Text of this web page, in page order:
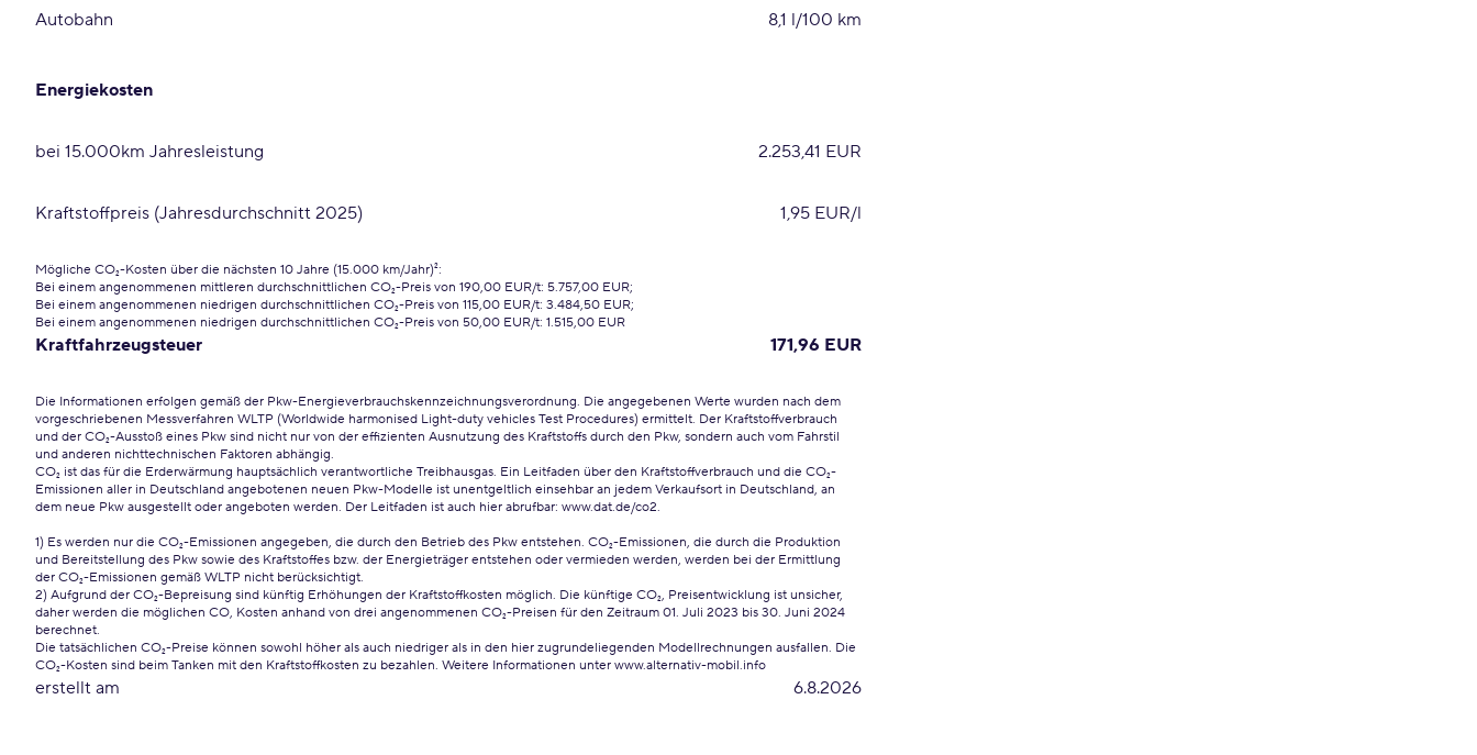
Autobahn 8,1 l/100 km
Energiekosten
bei 15.000km Jahresleistung 2.253,41 EUR
Kraftstoffpreis (Jahresdurchschnitt 2025) 1,95 EUR/l
Mögliche CO₂-Kosten über die nächsten 10 Jahre (15.000 km/Jahr)²:
Bei einem angenommenen mittleren durchschnittlichen CO₂-Preis von 190,00 EUR/t: 5.757,00 EUR;
Bei einem angenommenen niedrigen durchschnittlichen CO₂-Preis von 115,00 EUR/t: 3.484,50 EUR;
Bei einem angenommenen niedrigen durchschnittlichen CO₂-Preis von 50,00 EUR/t: 1.515,00 EUR
Kraftfahrzeugsteuer 171,96 EUR
Die Informationen erfolgen gemäß der Pkw-Energieverbrauchskennzeichnungsverordnung. Die angegebenen Werte wurden nach dem
vorgeschriebenen Messverfahren WLTP (Worldwide harmonised Light-duty vehicles Test Procedures) ermittelt. Der Kraftstoffverbrauch
und der CO₂-Ausstoß eines Pkw sind nicht nur von der effizienten Ausnutzung des Kraftstoffs durch den Pkw, sondern auch vom Fahrstil
und anderen nichttechnischen Faktoren abhängig.
CO₂ ist das für die Erderwärmung hauptsächlich verantwortliche Treibhausgas. Ein Leitfaden über den Kraftstoffverbrauch und die CO₂-
Emissionen aller in Deutschland angebotenen neuen Pkw-Modelle ist unentgeltlich einsehbar an jedem Verkaufsort in Deutschland, an
dem neue Pkw ausgestellt oder angeboten werden. Der Leitfaden ist auch hier abrufbar: www.dat.de/co2.
1) Es werden nur die CO₂-Emissionen angegeben, die durch den Betrieb des Pkw entstehen. CO₂-Emissionen, die durch die Produktion
und Bereitstellung des Pkw sowie des Kraftstoffes bzw. der Energieträger entstehen oder vermieden werden, werden bei der Ermittlung
der CO₂-Emissionen gemäß WLTP nicht berücksichtigt.
2) Aufgrund der CO₂-Bepreisung sind künftig Erhöhungen der Kraftstoffkosten möglich. Die künftige CO₂, Preisentwicklung ist unsicher,
daher werden die möglichen CO, Kosten anhand von drei angenommenen CO₂-Preisen für den Zeitraum 01. Juli 2023 bis 30. Juni 2024
berechnet.
Die tatsächlichen CO₂-Preise können sowohl höher als auch niedriger als in den hier zugrundeliegenden Modellrechnungen ausfallen. Die
CO₂-Kosten sind beim Tanken mit den Kraftstoffkosten zu bezahlen. Weitere Informationen unter www.alternativ-mobil.info
erstellt am 6.8.2026